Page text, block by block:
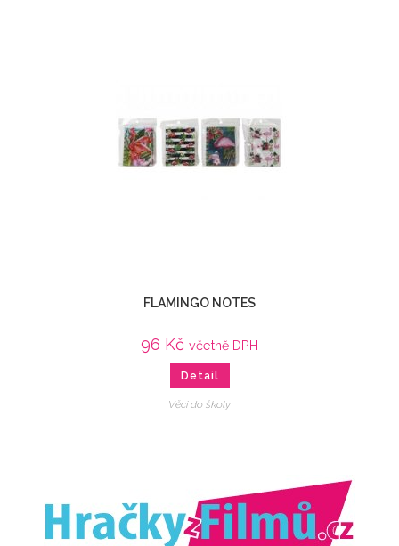
FLAMINGO NOTES
96 Kč včetně DPH
Detail
Věci do školy